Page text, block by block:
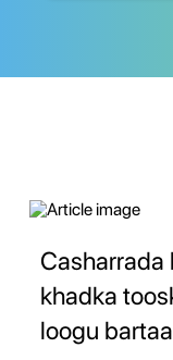
Casharrada
khadka
loogu